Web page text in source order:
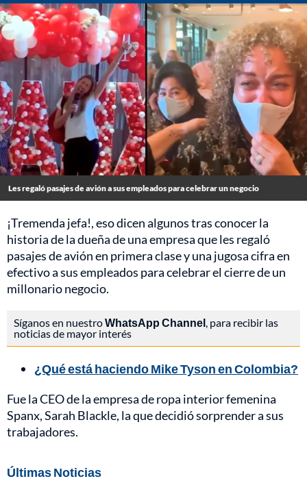
Les regaló pasajes de avión a sus empleados para celebrar un negocio
¡Tremenda jefa!, eso dicen algunos tras conocer la
historia de la dueña de una empresa que les regaló
pasajes de avión en primera clase y una jugosa cifra en
efectivo a sus empleados para celebrar el cierre de un
millonario negocio.
Síganos en nuestroWhatsApp Channel, para recibir las
noticias de mayor interés
¿Qué está haciendo Mike Tyson en Colombia?
Fue la CEO de la empresa de ropa interior femenina
Spanx, Sarah Blackle, la que decidió sorprender a sus
trabajadores.
Últimas Noticias